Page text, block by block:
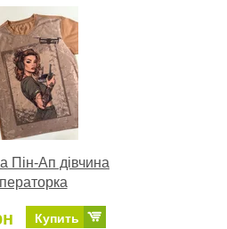
Пін-Ап дівчина
Купить